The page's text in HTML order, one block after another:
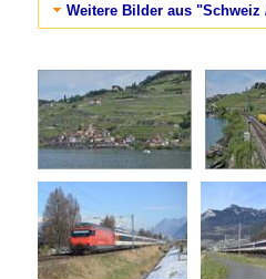
Weitere Bilder aus